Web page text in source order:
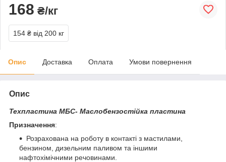
168 ₴/кг
154 ₴ від 200 кг
Опис Доставка Оплата Умови повернення
Опис
Техпластина МБС- Маслобензостійка пластина
Призначення:
Розрахована на роботу в контакті з мастилами,
бензином, дизельним паливом та іншими
нафтохімічними речовинами.